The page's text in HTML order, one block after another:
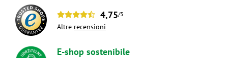
4,75/5
Altre recensioni
E-shop sostenibile